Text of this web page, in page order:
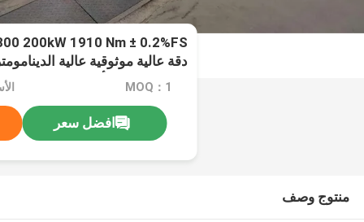
200kW 1910 Nm ± 0.2%FS
دقة عالية موثوقية عالية
الاختبار لاختبار أداء المحور
MOQ：1
افضل سعر
منتوج وصف